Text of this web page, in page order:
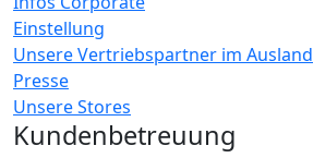
Einstellung
Unsere Vertriebspartner im Ausland
Presse
Unsere Stores
Kundenbetreuung